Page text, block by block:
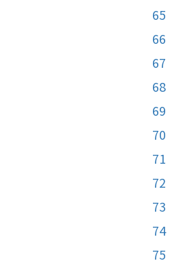
65
66
67
68
69
70
71
72
73
74
75